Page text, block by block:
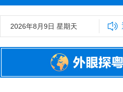
2026年8月9日 星期天中共广东省委外